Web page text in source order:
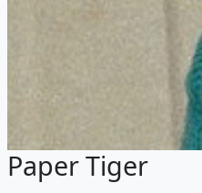
Paper Tiger